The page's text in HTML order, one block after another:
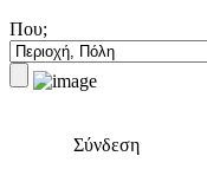
Που;
Σύνδεση